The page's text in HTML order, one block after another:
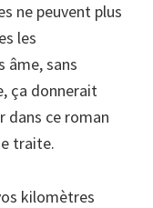
ne peuvent plus
les
âme, sans
ça donnerait
dans ce roman
traite.
kilomètres